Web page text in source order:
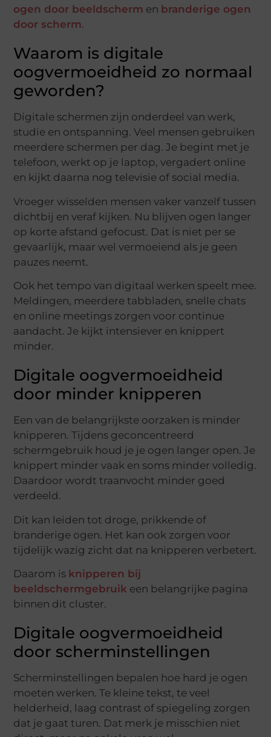
ogen door beeldscherm en branderige ogen
door scherm.
Waarom is digitale
oogvermoeidheid zo normaal
geworden?
Digitale schermen zijn onderdeel van werk,
studie en ontspanning. Veel mensen gebruiken
meerdere schermen per dag. Je begint met je
telefoon, werkt op je laptop, vergadert online
en kijkt daarna nog televisie of social media.
Vroeger wisselden mensen vaker vanzelf tussen
dichtbij en veraf kijken. Nu blijven ogen langer
op korte afstand gefocust. Dat is niet per se
gevaarlijk, maar wel vermoeiend als je geen
pauzes neemt.
Ook het tempo van digitaal werken speelt mee.
Meldingen, meerdere tabbladen, snelle chats
en online meetings zorgen voor continue
aandacht. Je kijkt intensiever en knippert
minder.
Digitale oogvermoeidheid
door minder knipperen
Een van de belangrijkste oorzaken is minder
knipperen. Tijdens geconcentreerd
schermgebruik houd je je ogen langer open. Je
knippert minder vaak en soms minder volledig.
Daardoor wordt traanvocht minder goed
verdeeld.
Dit kan leiden tot droge, prikkende of
branderige ogen. Het kan ook zorgen voor
tijdelijk wazig zicht dat na knipperen verbetert.
Daarom is knipperen bij
beeldschermgebruik een belangrijke pagina
binnen dit cluster.
Digitale oogvermoeidheid
door scherminstellingen
Scherminstellingen bepalen hoe hard je ogen
moeten werken. Te kleine tekst, te veel
helderheid, laag contrast of spiegeling zorgen
dat je gaat turen. Dat merk je misschien niet